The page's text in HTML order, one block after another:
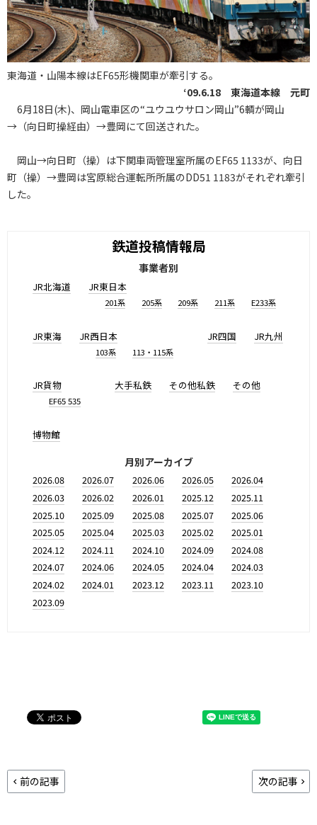
東海道・山陽本線はEF65形機関車が牽引する。
‘09.6.18 東海道本線 元町
6月18日(木)、岡山電車区の“ユウユウサロン岡山”6輌が岡山
→（向日町操経由）→豊岡にて回送された。
岡山→向日町（操）は下関車両管理室所属のEF65 1133が、向日
町（操）→豊岡は宮原総合運転所所属のDD51 1183がそれぞれ牽引
した。
鉄道投稿情報局
事業者別
JR北海道 JR東日本
201系 205系 209系 211系 E233系
JR東海 JR西日本
103系 113・115系
JR四国 JR九州
JR貨物
EF65 535
大手私鉄 その他私鉄 その他
博物館
月別アーカイブ
2026.08 2026.07 2026.06 2026.05
2026.04
2026.03
2026.02 2026.01 2025.12
2025.11
2025.10
2025.09 2025.08 2025.07
2025.06
2025.05
2025.04 2025.03 2025.02
2025.01
2024.12
2024.11 2024.10 2024.09
2024.08
2024.07
2024.06 2024.05 2024.04
2024.03
2024.02
2024.01 2023.12 2023.11
2023.10
2023.09
前の記事 次の記事